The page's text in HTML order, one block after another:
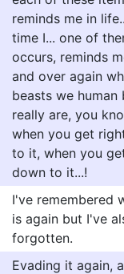
reminds me in
time I... one of
occurs, reminds
and over again
beasts we human
really are, you
when you get
to it, when you
down to it...!
I've remembered
is again but I've
forgotten.
Evading it again,